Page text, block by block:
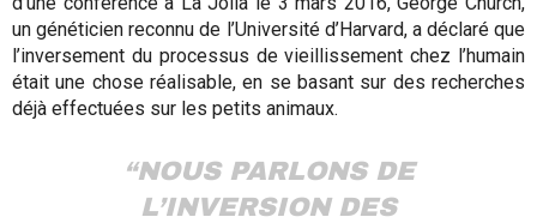
un généticien reconnu de l’Université d’Harvard, a déclaré que
l’inversement du processus de vieillissement chez l’humain
était une chose réalisable, en se basant sur des recherches
déjà effectuées sur les petits animaux.
“NOUS PARLONS DE
L’INVERSION DES